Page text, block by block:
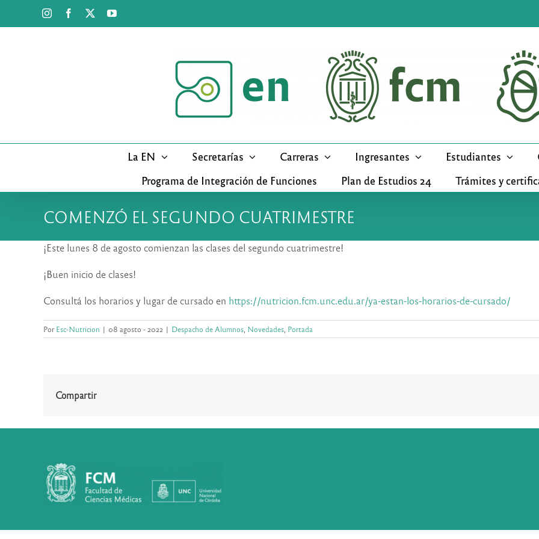
InstagramFacebook YouTube
La EN Secretarías Carreras Ingresantes Estudiantes
Programa de Integración de Funciones
Plan de Estudios 24 Trámites y
COMENZÓ EL SEGUNDO CUATRIMESTRE
¡Este lunes 8 de agosto comienzan las clases del segundo cuatrimestre!
¡Buen inicio de clases!
Consultá los horarios y lugar de cursado en https://nutricion.fcm.unc.edu.ar/ya-estan-los-horarios-de-cursado/
PorEsc-Nutricion | 08 agosto - 2022 | Despacho de Alumnos Novedades Portada
Compartir